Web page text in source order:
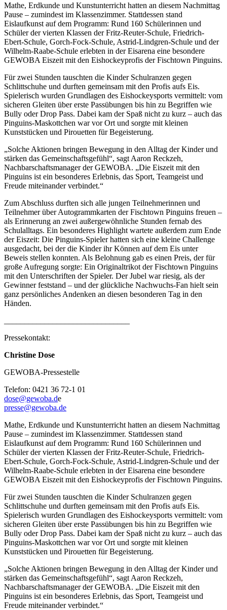
Mathe, Erdkunde und Kunstunterricht hatten an diesem Nachmittag
Pause – zumindest im Klassenzimmer. Stattdessen stand
Eislaufkunst auf dem Programm: Rund 160 Schülerinnen und
Schüler der vierten Klassen der Fritz-Reuter-Schule, Friedrich-
Ebert-Schule, Gorch-Fock-Schule, Astrid-Lindgren-Schule und der
Wilhelm-Raabe-Schule erlebten in der Eisarena eine besondere
GEWOBA Eiszeit mit den Eishockeyprofis der Fischtown Pinguins.
Für zwei Stunden tauschten die Kinder Schulranzen gegen
Schlittschuhe und durften gemeinsam mit den Profis aufs Eis.
Spielerisch wurden Grundlagen des Eishockeysports vermittelt: vom
sicheren Gleiten über erste Passübungen bis hin zu Begriffen wie
Bully oder Drop Pass. Dabei kam der Spaß nicht zu kurz – auch das
Pinguins-Maskottchen war vor Ort und sorgte mit kleinen
Kunststücken und Pirouetten für Begeisterung.
„Solche Aktionen bringen Bewegung in den Alltag der Kinder und
stärken das Gemeinschaftsgefühl“, sagt Aaron Reckzeh,
Nachbarschaftsmanager der GEWOBA. „Die Eiszeit mit den
Pinguins ist ein besonderes Erlebnis, das Sport, Teamgeist und
Freude miteinander verbindet.“
Zum Abschluss durften sich alle jungen Teilnehmerinnen und
Teilnehmer über Autogrammkarten der Fischtown Pinguins freuen –
als Erinnerung an zwei außergewöhnliche Stunden fernab des
Schulalltags. Ein besonderes Highlight wartete außerdem zum Ende
der Eiszeit: Die Pinguins-Spieler hatten sich eine kleine Challenge
ausgedacht, bei der die Kinder ihr Können auf dem Eis unter
Beweis stellen konnten. Als Belohnung gab es einen Preis, der für
große Aufregung sorgte: Ein Originaltrikot der Fischtown Pinguins
mit den Unterschriften der Spieler. Der Jubel war riesig, als der
Gewinner feststand – und der glückliche Nachwuchs-Fan hielt sein
ganz persönliches Andenken an diesen besonderen Tag in den
Händen.
Pressekontakt:
Christine Dose
GEWOBA-Pressestelle
Telefon: 0421 36 72-1 01
dose@gewoba.de
presse@gewoba.de
Mathe, Erdkunde und Kunstunterricht hatten an diesem Nachmittag
Pause – zumindest im Klassenzimmer. Stattdessen stand
Eislaufkunst auf dem Programm: Rund 160 Schülerinnen und
Schüler der vierten Klassen der Fritz-Reuter-Schule, Friedrich-
Ebert-Schule, Gorch-Fock-Schule, Astrid-Lindgren-Schule und der
Wilhelm-Raabe-Schule erlebten in der Eisarena eine besondere
GEWOBA Eiszeit mit den Eishockeyprofis der Fischtown Pinguins.
Für zwei Stunden tauschten die Kinder Schulranzen gegen
Schlittschuhe und durften gemeinsam mit den Profis aufs Eis.
Spielerisch wurden Grundlagen des Eishockeysports vermittelt: vom
sicheren Gleiten über erste Passübungen bis hin zu Begriffen wie
Bully oder Drop Pass. Dabei kam der Spaß nicht zu kurz – auch das
Pinguins-Maskottchen war vor Ort und sorgte mit kleinen
Kunststücken und Pirouetten für Begeisterung.
„Solche Aktionen bringen Bewegung in den Alltag der Kinder und
stärken das Gemeinschaftsgefühl“, sagt Aaron Reckzeh,
Nachbarschaftsmanager der GEWOBA. „Die Eiszeit mit den
Pinguins ist ein besonderes Erlebnis, das Sport, Teamgeist und
Freude miteinander verbindet.“